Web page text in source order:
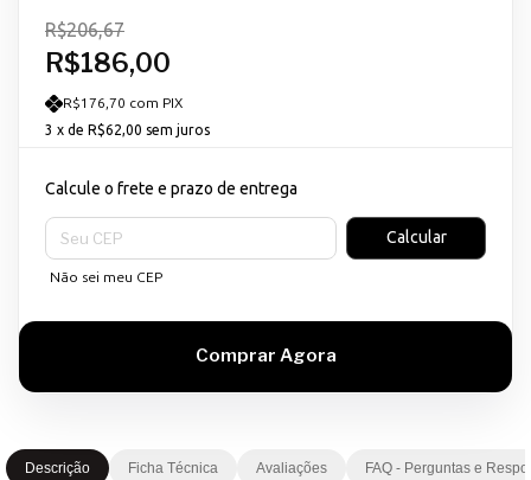
R$186,00
R$206,67
R$176,70 com PIX
3 x de R$62,00 sem juros
Calcule o frete e prazo de entrega
Entregas para o CEP:
Calcular
Não sei meu CEP
Descrição Ficha Técnica Avaliações FAQ - Perguntas e